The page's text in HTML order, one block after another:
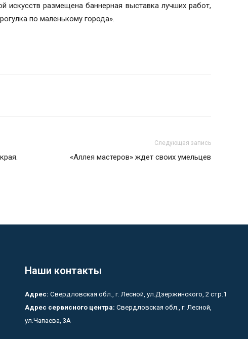
искусств размещена баннерная выставка лучших работ,
по маленькому города».
Следующая запись
«Аллея мастеров» ждет своих умельцев
Наши контакты
Адрес: Свердловская обл., г. Лесной, ул.Дзержинского, 2 стр.1
Адрес сервисного центра: Свердловская обл., г. Лесной,
ул.Чапаева, 3А